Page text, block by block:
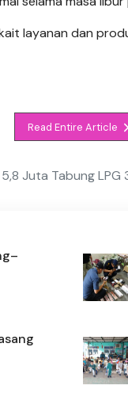
layanan dan
Read Entire Article
Juta Tabung LPG